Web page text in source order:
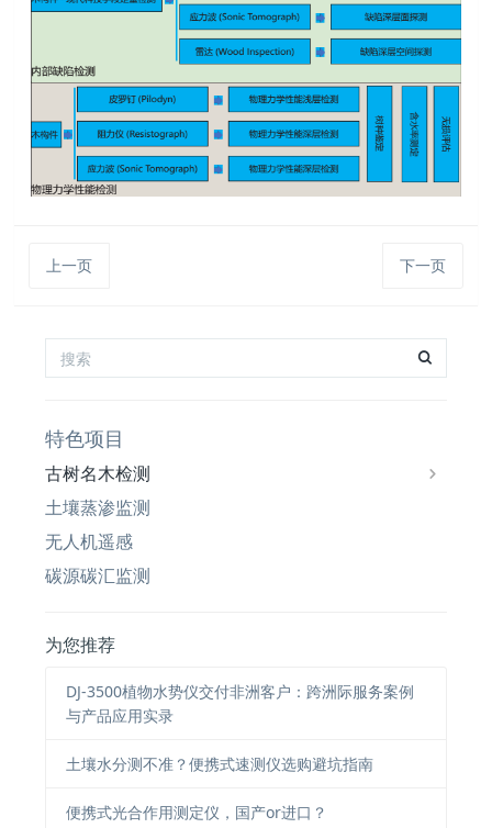
上一页 下一页
特色项目
古树名木检测
土壤蒸渗监测
无人机遥感
碳源碳汇监测
为您推荐
DJ-3500植物水势仪交付非洲客户：跨洲际服务案例
与产品应用实录
土壤水分测不准？便携式速测仪选购避坑指南
便携式光合作用测定仪，国产or进口？